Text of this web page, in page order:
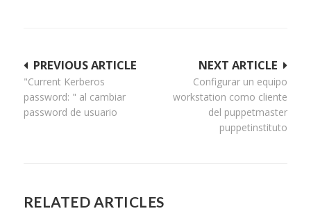
Navegación
de
entradas
NEXT ARTICLE
Configurar un equipo
workstation como cliente
del puppetmaster
puppetinstituto
PREVIOUS ARTICLE
"Current Kerberos
password: " al cambiar
password de usuario
RELATED ARTICLES